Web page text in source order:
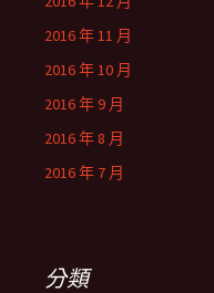
2016 年 11 月
2016 年 10 月
2016 年 9 月
2016 年 8 月
2016 年 7 月
分類